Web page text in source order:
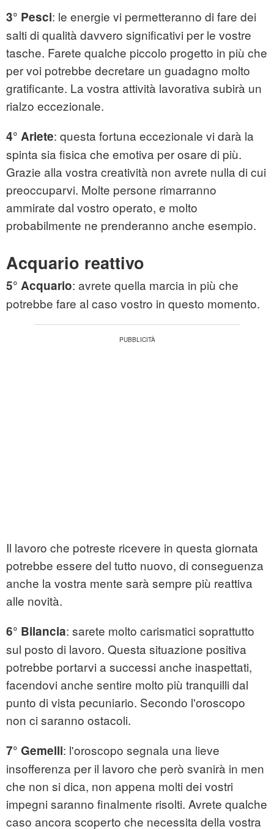
3° Pesci: le energie vi permetteranno di fare dei
salti di qualità davvero significativi per le vostre
tasche. Farete qualche piccolo progetto in più che
per voi potrebbe decretare un guadagno molto
gratificante. La vostra attività lavorativa subirà un
rialzo eccezionale.
4° Ariete: questa fortuna eccezionale vi darà la
spinta sia fisica che emotiva per osare di più.
Grazie alla vostra creatività non avrete nulla di cui
preoccuparvi. Molte persone rimarranno
ammirate dal vostro operato, e molto
probabilmente ne prenderanno anche esempio.
Acquario reattivo
5° Acquario: avrete quella marcia in più che
potrebbe fare al caso vostro in questo momento.
Il lavoro che potreste ricevere in questa giornata
potrebbe essere del tutto nuovo, di conseguenza
anche la vostra mente sarà sempre più reattiva
alle novità.
6° Bilancia: sarete molto carismatici soprattutto
sul posto di lavoro. Questa situazione positiva
potrebbe portarvi a successi anche inaspettati,
facendovi anche sentire molto più tranquilli dal
punto di vista pecuniario. Secondo l'oroscopo
non ci saranno ostacoli.
7° Gemelli: l'oroscopo segnala una lieve
insofferenza per il lavoro che però svanirà in men
che non si dica, non appena molti dei vostri
impegni saranno finalmente risolti. Avrete qualche
caso ancora scoperto che necessita della vostra